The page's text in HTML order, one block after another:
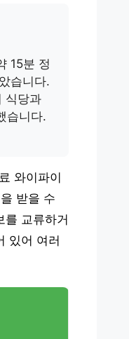
15분 정
습니다.
식당과
습니다.
와이파이
받을 수
를 교류하거
있어 여러